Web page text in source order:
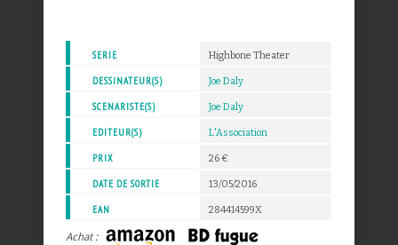
SERIE Highbone Theater
DESSINATEUR(S) Joe Daly
SCENARISTE(S) Joe Daly
EDITEUR(S) L'Association
PRIX 26 €
DATE DE SORTIE 13/05/2016
EAN 284414599X
Achat :